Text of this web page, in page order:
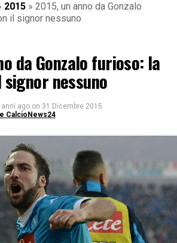
2015 » 2015, un anno da Gonzalo
il signor nessuno
da Gonzalo furioso: la
nessuno
anni ago on 31 Dicembre 2015
CalcioNews24